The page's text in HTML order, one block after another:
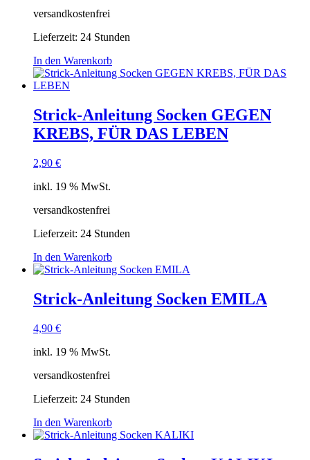
versandkostenfrei
Lieferzeit: 24 Stunden
In den Warenkorb
Strick-Anleitung Socken GEGEN
KREBS, FÜR DAS LEBEN
2,90 €
inkl. 19 % MwSt.
versandkostenfrei
Lieferzeit: 24 Stunden
In den Warenkorb
Strick-Anleitung Socken EMILA
4,90 €
inkl. 19 % MwSt.
versandkostenfrei
Lieferzeit: 24 Stunden
In den Warenkorb